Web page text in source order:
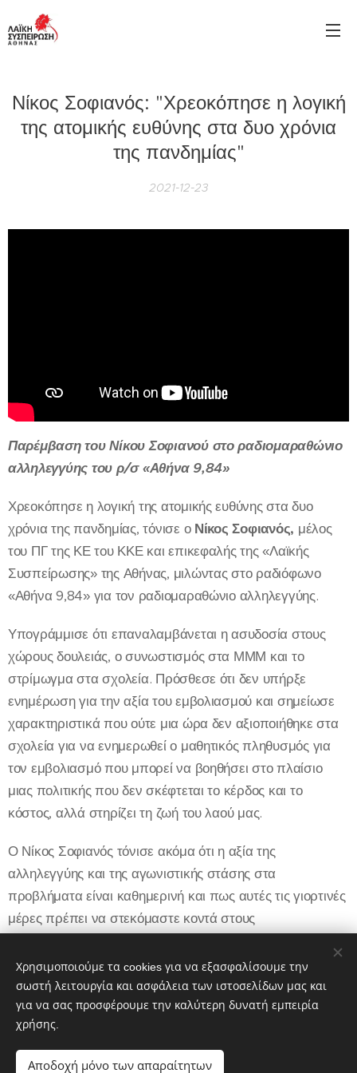
Νίκος Σοφιανός: "Χρεοκόπησε η λογική
της ατομικής ευθύνης στα δυο χρόνια
της πανδημίας"
2021-12-23
Παρέμβαση του Νίκου Σοφιανού στο ραδιομαραθώνιο
αλληλεγγύης του ρ/σ «Αθήνα 9,84»
Χρεοκόπησε η λογική της ατομικής ευθύνης στα δυο
χρόνια της πανδημίας, τόνισε ο Νίκος Σοφιανός, μέλος
του ΠΓ της ΚΕ του ΚΚΕ και επικεφαλής της «Λαϊκής
Συσπείρωσης» της Αθήνας, μιλώντας στο ραδιόφωνο
«Αθήνα 9,84» για τον ραδιομαραθώνιο αλληλεγγύης.
Υπογράμμισε ότι επαναλαμβάνεται η ασυδοσία στους
χώρους δουλειάς, ο συνωστισμός στα ΜΜΜ και το
στρίμωγμα στα σχολεία. Πρόσθεσε ότι δεν υπήρξε
ενημέρωση για την αξία του εμβολιασμού και σημείωσε
χαρακτηριστικά που ούτε μια ώρα δεν αξιοποιήθηκε στα
σχολεία για να ενημερωθεί ο μαθητικός πληθυσμός για
τον εμβολιασμό που μπορεί να βοηθήσει στο πλαίσιο
μιας πολιτικής που δεν σκέφτεται το κέρδος και το
κόστος, αλλά στηρίζει τη ζωή του λαού μας.
Ο Νίκος Σοφιανός τόνισε ακόμα ότι η αξία της
αλληλεγγύης και της αγωνιστικής στάσης στα
προβλήματα είναι καθημερινή και πως αυτές τις γιορτινές
μέρες πρέπει να στεκόμαστε κοντά στους
που έχουν περισσότερη ανάγκη από στήριξη και
φροντίδα.
Χρησιμοποιούμε τα cookies για να εξασφαλίσουμε την
σωστή λειτουργία και ασφάλεια των ιστοσελίδων μας και
για να σας προσφέρουμε την καλύτερη δυνατή εμπειρία
χρήσης.
Αποδοχή μόνο των απαραίτητων